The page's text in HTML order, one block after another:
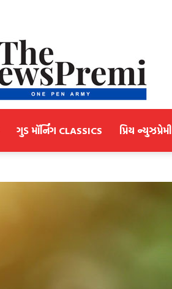
ગુડ મૉર્નિંગ CLASSICS પ્રિય ન્યુઝપ્રેમી